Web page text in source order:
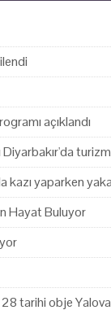
açıklandı
yaparken
Hayat Buluyor
tarihi obje